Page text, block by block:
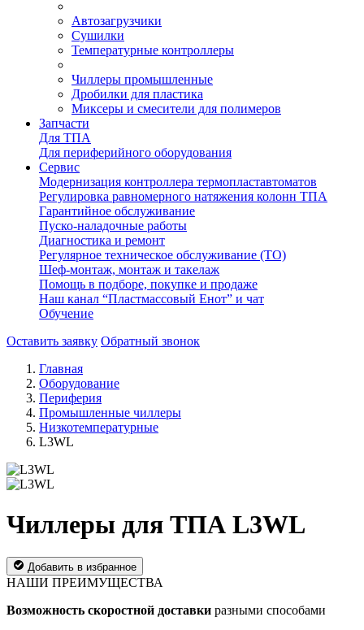
Автозагрузчики
Сушилки
Температурные контроллеры
Чиллеры промышленные
Дробилки для пластика
Миксеры и смесители для полимеров
Запчасти
Для ТПА
Для периферийного оборудования
Сервис
Модернизация контроллера термопластавтоматов
Регулировка равномерного натяжения колонн ТПА
Гарантийное обслуживание
Пуско-наладочные работы
Диагностика и ремонт
Регулярное техническое обслуживание (ТО)
Шеф-монтаж, монтаж и такелаж
Помощь в подборе, покупке и продаже
Наш канал “Пластмассовый Енот” и чат
Обучение
Оставить заявку Обратный звонок
Главная
Оборудование
Периферия
Промышленные чиллеры
Низкотемпературные
L3WL
Чиллеры для ТПА L3WL
Добавить в избранное
НАШИ ПРЕИМУЩЕСТВА
Возможность скоростной доставки разными способами